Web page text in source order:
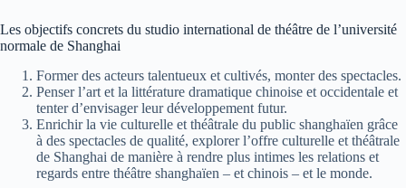
Les objectifs concrets du studio international de théâtre de l’université
normale de Shanghai
Former des acteurs talentueux et cultivés, monter des spectacles.
Penser l’art et la littérature dramatique chinoise et occidentale et
tenter d’envisager leur développement futur.
Enrichir la vie culturelle et théâtrale du public shanghaïen grâce
à des spectacles de qualité, explorer l’offre culturelle et théâtrale
de Shanghai de manière à rendre plus intimes les relations et
regards entre théâtre shanghaïen – et chinois – et le monde.